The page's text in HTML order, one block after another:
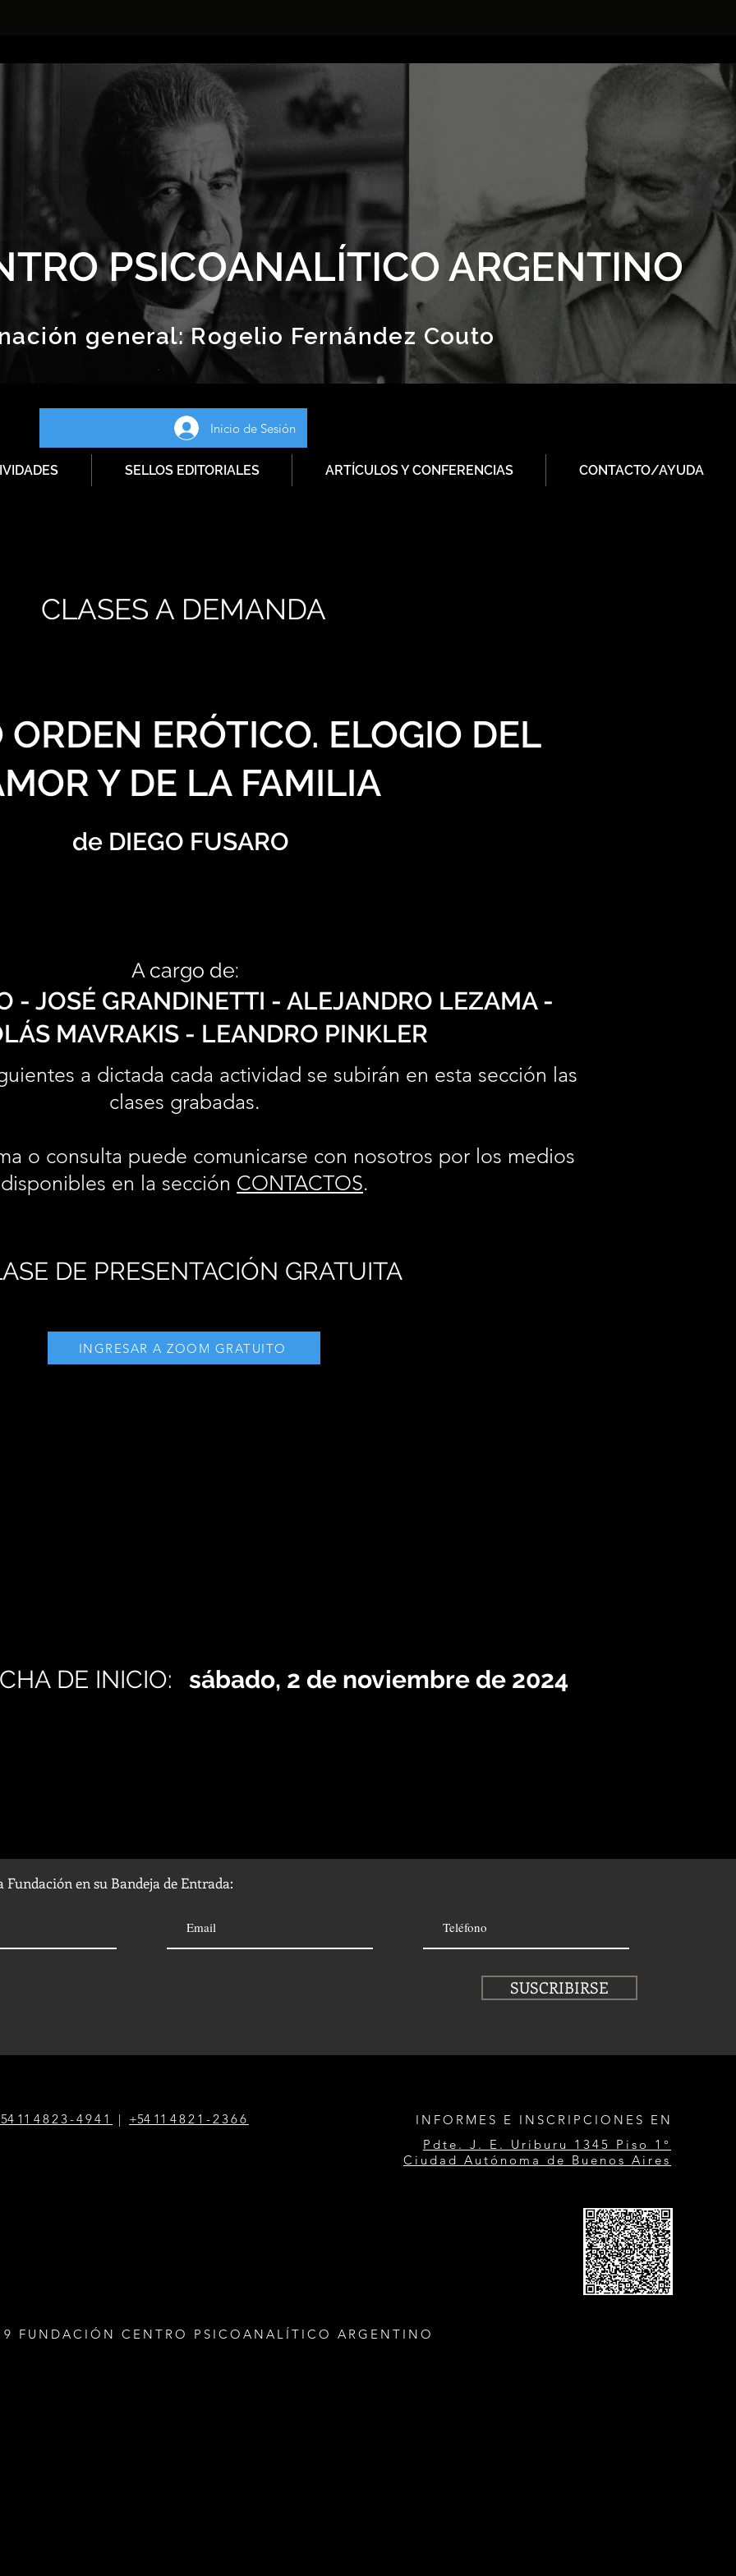
PSICOANALÍTICO ARGENTINO
general:Rogelio Fernández Couto
Inicio de Sesión
SELLOS EDITORIALES ARTÍCULOS Y CONFERENCIAS CONTACTO/AYUDA
CLASES A DEMANDA
ERÓTICO. ELOGIO DEL
Y DE LA FAMILIA
de DIEGO FUSARO
A cargo de:
- JOSÉ GRANDINETTI - ALEJANDRO LEZAMA -
MAVRAKIS - LEANDRO PINKLER
a dictada cada actividad se subirán en esta sección las
clases grabadas.
o consulta puede comunicarse con nosotros por los medios
disponibles en la sección CONTACTOS.
DE PRESENTACIÓN GRATUITA
INGRESAR A ZOOM GRATUITO
DE INICIO: sábado, 2 de noviembre de 2024
en su Bandeja de Entrada:
SUSCRIBIRSE
1 1 4823-4941 | +54 1 1 4821-2366
INFORMES E INSCRIPCIONES EN
Pdte. J. E. Uriburu 1345 Piso 1°
Ciudad Autónoma de Buenos Aires
FUNDACIÓN CENTRO PSICOANALÍTICO ARGENTINO